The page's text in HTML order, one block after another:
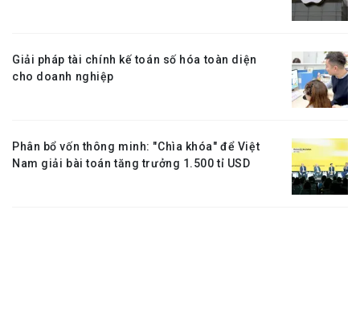
Giải pháp tài chính kế toán số hóa toàn diện
cho doanh nghiệp
Phân bổ vốn thông minh: "Chìa khóa" để Việt
Nam giải bài toán tăng trưởng 1.500 tỉ USD